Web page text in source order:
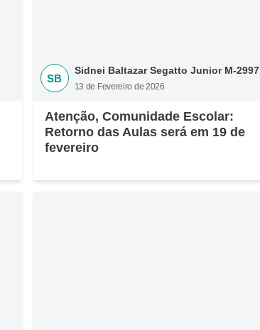
SB
Sidnei Baltazar Segatto Junior M-2997
13 de Fevereiro de 2026
Atenção, Comunidade Escolar:
Retorno das Aulas será em 19 de
fevereiro